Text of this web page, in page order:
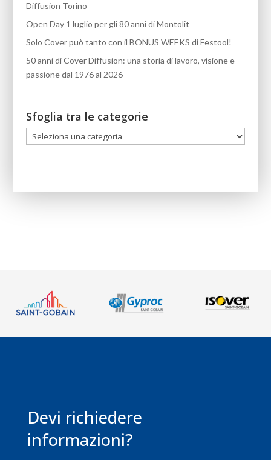
Diffusion Torino
Open Day 1 luglio per gli 80 anni di Montolit
Solo Cover può tanto con il BONUS WEEKS di Festool!
50 anni di Cover Diffusion: una storia di lavoro, visione e
passione dal 1976 al 2026
Sfoglia tra le categorie
Sfoglia
tra
Devi richiedere
informazioni?